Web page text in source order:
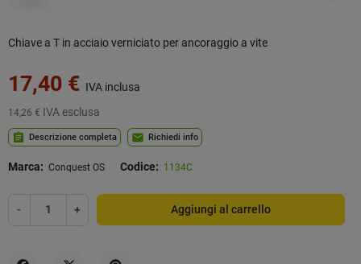
Chiave a T in acciaio verniciato per ancoraggio a vite
17,40 € IVA inclusa
14,26 € IVA esclusa
assignment Descrizione completa mail Richiedi info
Marca: Conquest OS Codice: 1134C
- + Aggiungi al carrello